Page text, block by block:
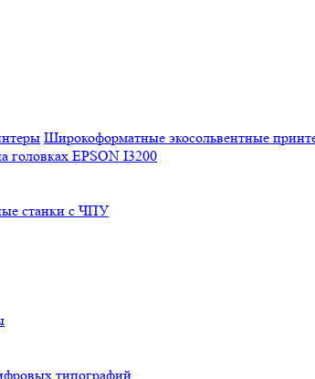
Широкоформатные экосольвентные
головках EPSON I3200
станки с ЧПУ
типографий